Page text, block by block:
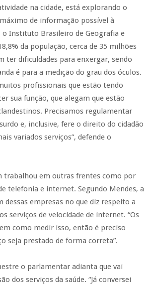
na cidade, está explorando o
de informação possível à
o Instituto Brasileiro de Geografia e
da população, cerca de 35 milhões
ter dificuldades para enxergar, sendo
é para a medição do grau dos óculos.
profissionais que estão tendo
sua função, que alegam que estão
Precisamos regulamentar
e, inclusive, fere o direito do cidadão
variados serviços”, defende o
trabalhou em outras frentes como por
telefonia e internet. Segundo Mendes, a
dessas empresas no que diz respeito a
serviços de velocidade de internet. “Os
como medir isso, então é preciso
seja prestado de forma correta”.
o parlamentar adianta que vai
dos serviços da saúde. “Já conversei